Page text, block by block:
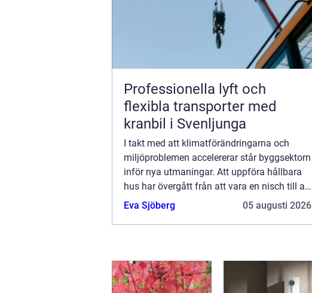
Professionella lyft och
flexibla transporter med
kranbil i Svenljunga
I takt med att klimatförändringarna och
miljöproblemen accelererar står byggsektorn
inför nya utmaningar. Att uppföra hållbara
hus har övergått från att vara en nisch till att
bli en nödv&aum...
Eva Sjöberg 05 augusti 2026